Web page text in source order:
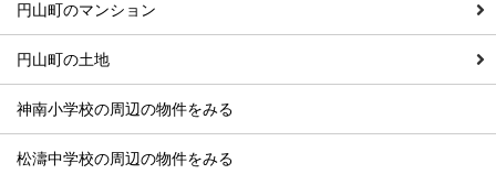
円山町のマンション
円山町の土地
神南小学校の周辺の物件をみる
松濤中学校の周辺の物件をみる